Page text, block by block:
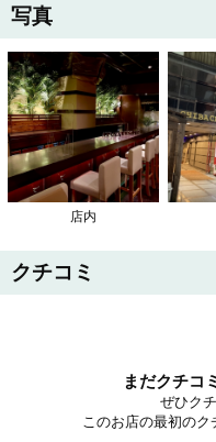
写真
店内
クチコミ
まだクチコ
ぜひク
このお店の最初のク